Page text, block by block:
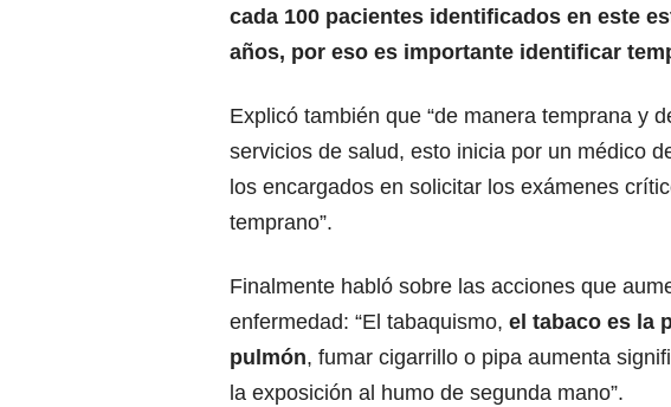
cada 100 pacientes identificados en este
años, por eso es importante identificar
Explicó también que “de manera temprana y
servicios de salud, esto inicia por un médico
los encargados en solicitar los exámenes
temprano”.
Finalmente habló sobre las acciones que
enfermedad: “El tabaquismo, el tabaco es la
pulmón, fumar cigarrillo o pipa aumenta
la exposición al humo de segunda mano”.